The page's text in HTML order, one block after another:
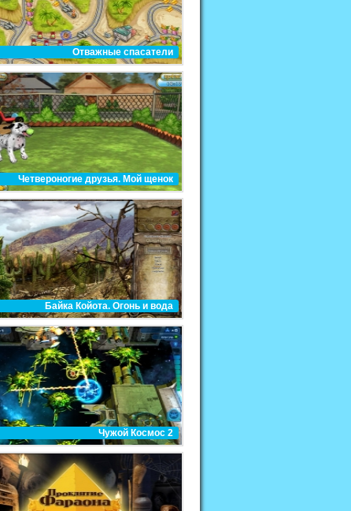
Отважные спасатели
Четвероногие друзья. Мой щенок
Байка Койота. Огонь и вода
Чужой Космос 2